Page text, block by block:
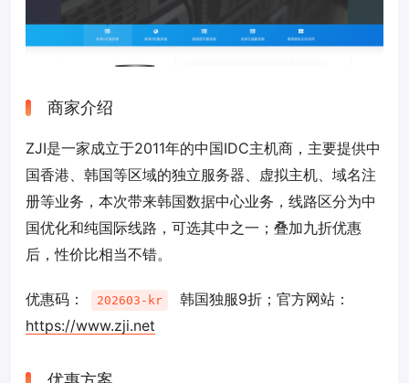
商家介绍
ZJI是一家成立于2011年的中国IDC主机商，主要提供中
国香港、韩国等区域的独立服务器、虚拟主机、域名注
册等业务，本次带来韩国数据中心业务，线路区分为中
国优化和纯国际线路，可选其中之一；叠加九折优惠
后，性价比相当不错。
优惠码： 202603-kr
韩国独服9折；官方网站：
https://www.zji.net